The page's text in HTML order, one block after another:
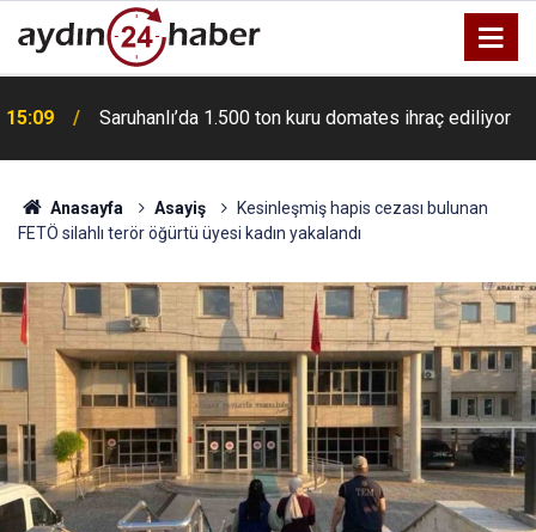
15:09 Saruhanlı’da 1.500 ton kuru domates ihraç ediliyor
Anasayfa Asayiş
Kesinleşmiş hapis cezası bulunan
FETÖ silahlı terör öğürtü üyesi kadın yakalandı